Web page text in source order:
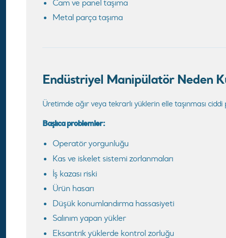
Cam ve panel taşıma
Metal parça taşıma
Endüstriyel Manipülatör Neden
Üretimde ağır veya tekrarlı yüklerin elle taşınması
Başlıca problemler:
Operatör yorgunluğu
Kas ve iskelet sistemi zorlanmaları
İş kazası riski
Ürün hasarı
Düşük konumlandırma hassasiyeti
Salınım yapan yükler
Eksantrik yüklerde kontrol zorluğu